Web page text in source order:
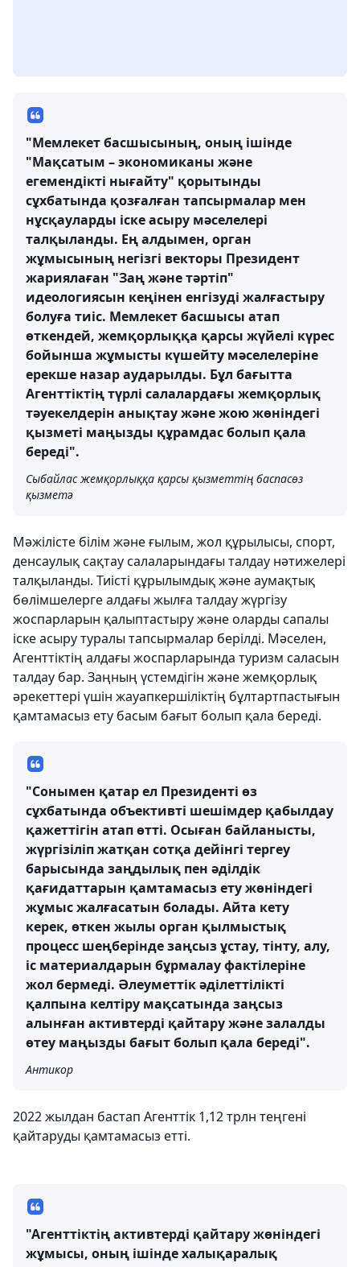
"Мемлекет басшысының, оның ішінде
"Мақсатым – экономиканы және
егемендікті нығайту" қорытынды
сұхбатында қозғалған тапсырмалар мен
нұсқауларды іске асыру мәселелері
талқыланды. Ең алдымен, орган
жұмысының негізгі векторы Президент
жариялаған "Заң және тәртіп"
идеологиясын кеңінен енгізуді жалғастыру
болуға тиіс. Мемлекет басшысы атап
өткендей, жемқорлыққа қарсы жүйелі күрес
бойынша жұмысты күшейту мәселелеріне
ерекше назар аударылды. Бұл бағытта
Агенттіктің түрлі салалардағы жемқорлық
тәуекелдерін анықтау және жою жөніндегі
қызметі маңызды құрамдас болып қала
береді".
Сыбайлас жемқорлыққа қарсы қызметтің баспасөз
қызметә
Мәжілісте білім және ғылым, жол құрылысы, спорт,
денсаулық сақтау салаларындағы талдау нәтижелері
талқыланды. Тиісті құрылымдық және аумақтық
бөлімшелерге алдағы жылға талдау жүргізу
жоспарларын қалыптастыру және оларды сапалы
іске асыру туралы тапсырмалар берілді. Мәселен,
Агенттіктің алдағы жоспарларында туризм саласын
талдау бар. Заңның үстемдігін және жемқорлық
әрекеттері үшін жауапкершіліктің бұлтартпастығын
қамтамасыз ету басым бағыт болып қала береді.
"Сонымен қатар ел Президенті өз
сұхбатында объективті шешімдер қабылдау
қажеттігін атап өтті. Осыған байланысты,
жүргізіліп жатқан сотқа дейінгі тергеу
барысында заңдылық пен әділдік
қағидаттарын қамтамасыз ету жөніндегі
жұмыс жалғасатын болады. Айта кету
керек, өткен жылы орган қылмыстық
процесс шеңберінде заңсыз ұстау, тінту, алу,
іс материалдарын бұрмалау фактілеріне
жол бермеді. Әлеуметтік әділеттілікті
қалпына келтіру мақсатында заңсыз
алынған активтерді қайтару және залалды
өтеу маңызды бағыт болып қала береді".
Антикор
2022 жылдан бастап Агенттік 1,12 трлн теңгені
қайтаруды қамтамасыз етті.
"Агенттіктің активтерді қайтару жөніндегі
жұмысы, оның ішінде халықаралық